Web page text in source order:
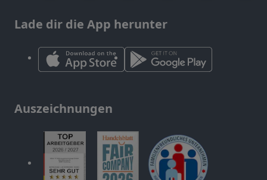
Lade dir die App herunter
Auszeichnungen